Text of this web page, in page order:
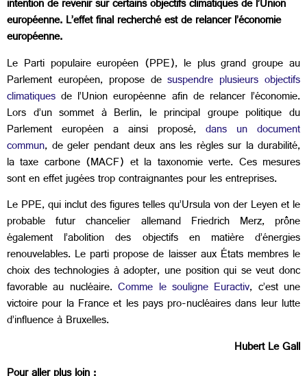
intention de revenir sur certains objectifs climatiques de l’Union
européenne. L’effet final recherché est de relancer l’économie
européenne.
Le Parti populaire européen (PPE), le plus grand groupe au
Parlement européen, propose desuspendre plusieurs objectifs
climatiques de l’Union européenne afin de relancer l’économie.
Lors d’un sommet à Berlin, le principal groupe politique du
Parlement européen a ainsi proposé, dans un document
commun, de geler pendant deux ans les règles sur la durabilité,
la taxe carbone (MACF) et la taxonomie verte. Ces mesures
sont en effet jugées trop contraignantes pour les entreprises.
Le PPE, qui inclut des figures telles qu’Ursula von der Leyen et le
probable futur chancelier allemand Friedrich Merz, prône
également l’abolition des objectifs en matière d’énergies
renouvelables. Le parti propose de laisser aux États membres le
choix des technologies à adopter, une position qui se veut donc
favorable au nucléaire.Comme le souligne Euractiv, c’est une
victoire pour la France et les pays pro-nucléaires dans leur lutte
d’influence à Bruxelles.
Hubert Le Gall